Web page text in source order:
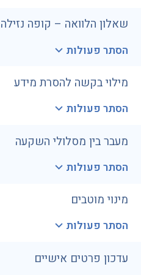
שאלון הלוואה – קופה נזילה
הסתר פעולות
מילוי בקשה להסרת מידע
הסתר פעולות
מעבר בין מסלולי השקעה
הסתר פעולות
מינוי מוטבים
הסתר פעולות
עדכון פרטים אישיים